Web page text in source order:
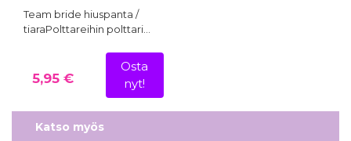
Team bride hiuspanta /
tiaraPolttareihin polttari…
5,95 €
Osta
nyt!
Katso myös